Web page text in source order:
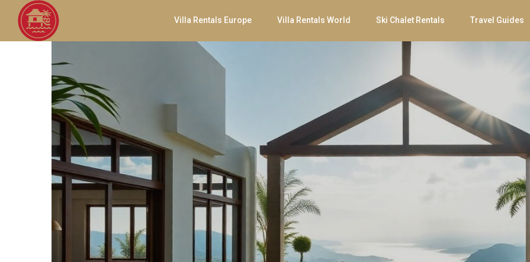
Villa Rentals Europe Villa Rentals World Ski Chalet Rentals Travel Guides